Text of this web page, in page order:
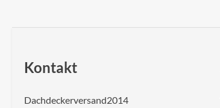
Kontakt
Dachdeckerversand2014